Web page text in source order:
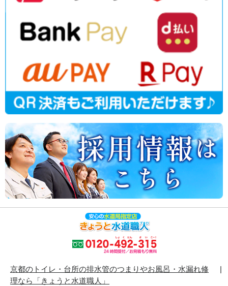
京都のトイレ・台所の排水管のつまりやお風呂・水漏れ修
理なら「きょうと水道職人」